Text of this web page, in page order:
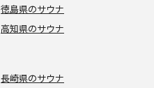
徳島県のサウナ
高知県のサウナ
長崎県のサウナ